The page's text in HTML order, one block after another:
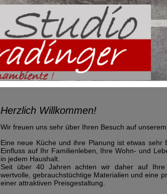
Herzlich Willkommen!
Wir freuen uns sehr über Ihren Besuch auf
Eine neue Küche und ihre Planung ist etwas
Einfluss auf Ihr Familienleben, Ihre Wohn- und
in jedem Haushalt.
Seit über 40 Jahren achten wir daher auf Ihre
wertvolle, gebrauchstüchtige Materialien und eine
einer attraktiven Preisgestaltung.